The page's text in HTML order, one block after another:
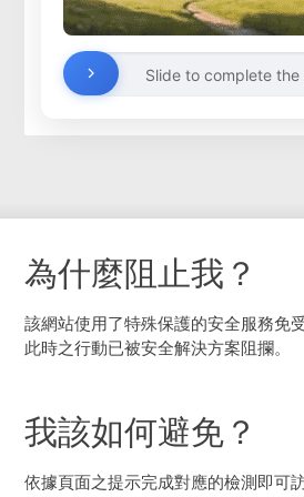
Slide to complete
為什麼阻止我？
該網站使用了特殊保護的安全服務免
此時之行動已被安全解決方案阻攔。
我該如何避免？
依據頁面之提示完成對應的檢測即可